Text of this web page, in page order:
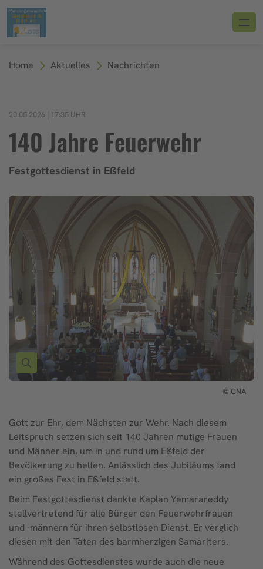
Home Aktuelles Nachrichten
© CNA
20.05.2026 | 17:35 UHR
140 Jahre Feuerwehr
Festgottesdienst in Eßfeld
Gott zur Ehr, dem Nächsten zur Wehr. Nach diesem
Leitspruch setzen sich seit 140 Jahren mutige Frauen
und Männer ein, um in und rund um Eßfeld der
Bevölkerung zu helfen. Anlässlich des Jubiläums fand
ein großes Fest in Eßfeld statt.
Beim Festgottesdienst dankte Kaplan Yemarareddy
stellvertretend für alle Bürger den Feuerwehrfrauen
und -männern für ihren selbstlosen Dienst. Er verglich
diesen mit den Taten des barmherzigen Samariters.
Während des Gottesdienstes wurde auch die neue